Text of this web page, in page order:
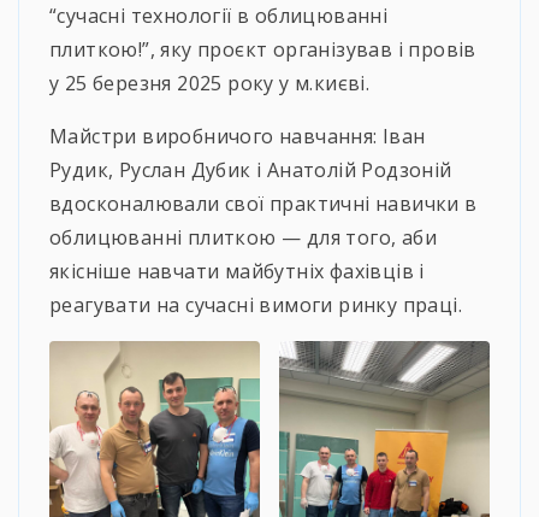
“сучасні технології в облицюванні
плиткою!”, яку проєкт організував і провів
у 25 березня 2025 року у м.києві.
Майстри виробничого навчання: Іван
Рудик, Руслан Дубик і Анатолій Родзоній
вдосконалювали свої практичні навички в
облицюванні плиткою — для того, аби
якісніше навчати майбутніх фахівців і
реагувати на сучасні вимоги ринку праці.